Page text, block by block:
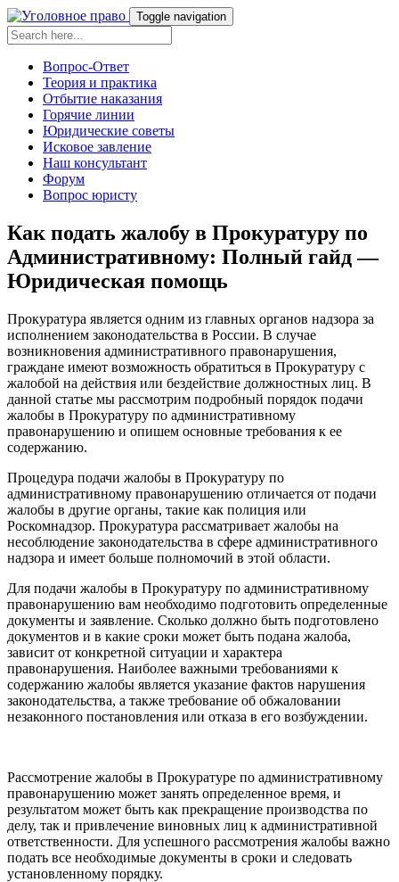
Toggle navigation
Вопрос-Ответ
Теория и практика
Отбытие наказания
Горячие линии
Юридические советы
Исковое завление
Наш консультант
Форум
Вопрос юристу
Как подать жалобу в Прокуратуру по
Административному: Полный гайд —
Юридическая помощь
Прокуратура является одним из главных органов надзора за
исполнением законодательства в России. В случае
возникновения административного правонарушения,
граждане имеют возможность обратиться в Прокуратуру с
жалобой на действия или бездействие должностных лиц. В
данной статье мы рассмотрим подробный порядок подачи
жалобы в Прокуратуру по административному
правонарушению и опишем основные требования к ее
содержанию.
Процедура подачи жалобы в Прокуратуру по
административному правонарушению отличается от подачи
жалобы в другие органы, такие как полиция или
Роскомнадзор. Прокуратура рассматривает жалобы на
несоблюдение законодательства в сфере административного
надзора и имеет больше полномочий в этой области.
Для подачи жалобы в Прокуратуру по административному
правонарушению вам необходимо подготовить определенные
документы и заявление. Сколько должно быть подготовлено
документов и в какие сроки может быть подана жалоба,
зависит от конкретной ситуации и характера
правонарушения. Наиболее важными требованиями к
содержанию жалобы является указание фактов нарушения
законодательства, а также требование об обжаловании
незаконного постановления или отказа в его возбуждении.
Рассмотрение жалобы в Прокуратуре по административному
правонарушению может занять определенное время, и
результатом может быть как прекращение производства по
делу, так и привлечение виновных лиц к административной
ответственности. Для успешного рассмотрения жалобы важно
подать все необходимые документы в сроки и следовать
установленному порядку.